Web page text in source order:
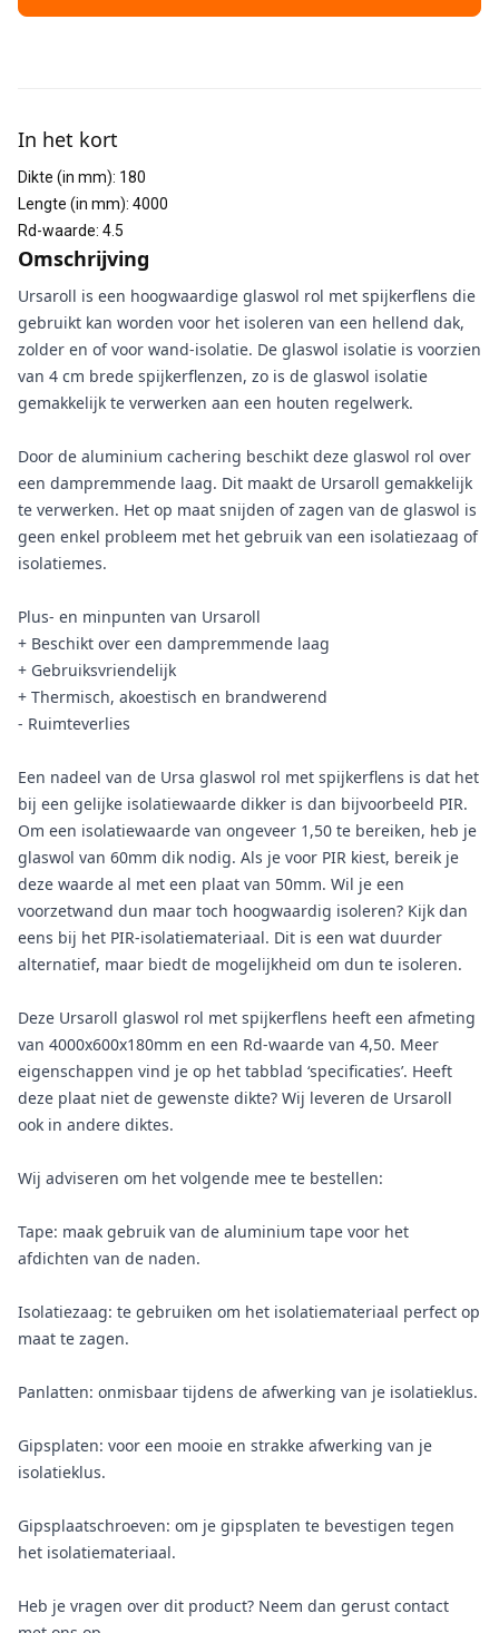
In het kort
Dikte (in mm): 180
Lengte (in mm): 4000
Rd-waarde: 4.5
Omschrijving
Ursaroll is een hoogwaardige glaswol rol met spijkerflens die
gebruikt kan worden voor het isoleren van een hellend dak,
zolder en of voor wand-isolatie. De glaswol isolatie is voorzien
van 4 cm brede spijkerflenzen, zo is de glaswol isolatie
gemakkelijk te verwerken aan een houten regelwerk.
Door de aluminium cachering beschikt deze glaswol rol over
een dampremmende laag. Dit maakt de Ursaroll gemakkelijk
te verwerken. Het op maat snijden of zagen van de glaswol is
geen enkel probleem met het gebruik van een isolatiezaag of
isolatiemes.
Plus- en minpunten van Ursaroll
+ Beschikt over een dampremmende laag
+ Gebruiksvriendelijk
+ Thermisch, akoestisch en brandwerend
- Ruimteverlies
Een nadeel van de Ursa glaswol rol met spijkerflens is dat het
bij een gelijke isolatiewaarde dikker is dan bijvoorbeeld PIR.
Om een isolatiewaarde van ongeveer 1,50 te bereiken, heb je
glaswol van 60mm dik nodig. Als je voor PIR kiest, bereik je
deze waarde al met een plaat van 50mm. Wil je een
voorzetwand dun maar toch hoogwaardig isoleren? Kijk dan
eens bij het PIR-isolatiemateriaal. Dit is een wat duurder
alternatief, maar biedt de mogelijkheid om dun te isoleren.
Deze Ursaroll glaswol rol met spijkerflens heeft een afmeting
van 4000x600x180mm en een Rd-waarde van 4,50. Meer
eigenschappen vind je op het tabblad ‘specificaties’. Heeft
deze plaat niet de gewenste dikte? Wij leveren de Ursaroll
ook in andere diktes.
Wij adviseren om het volgende mee te bestellen:
Tape: maak gebruik van de aluminium tape voor het
afdichten van de naden.
Isolatiezaag: te gebruiken om het isolatiemateriaal perfect op
maat te zagen.
Panlatten: onmisbaar tijdens de afwerking van je isolatieklus.
Gipsplaten: voor een mooie en strakke afwerking van je
isolatieklus.
Gipsplaatschroeven: om je gipsplaten te bevestigen tegen
het isolatiemateriaal.
Heb je vragen over dit product? Neem dan gerust contact